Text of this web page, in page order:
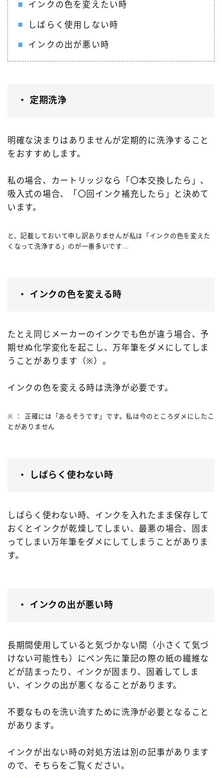
インクの色を変えたい時
しばらく使用しない時
インクの出が悪い時
・ 定期洗浄
明確な決まりはありませんが定期的に洗浄すること
をおすすめします。
私の場合、カートリッジなら「〇本交換したら」、
吸入式の場合、「〇回インク補充したら」と決めて
います。
と、記載しておいて申し訳ありませんが私は「インクの色を変えた
くなって洗浄する」のが一番多いです…
・ インクの色を変える時
たとえ同じメーカーのインクでも色が違う場合、予
期せぬ化学変化を起こし、万年筆をダメにしてしま
うことがあります（※）。
インクの色を変える時は洗浄が必要です。
※ ： 正確には「あるそうです」です。私は今のところダメにしたこ
とがありません
・ しばらく使わない時
しばらく使わない時、インクを入れたまま保存して
おくとインクが乾燥してしまい、最悪の場合、固ま
ってしまい万年筆をダメにしてしまうことがありま
す。
・ インクの出が悪い時
長期間使用していると気づかない間（小さくて気づ
けない可能性も）にペン先に筆記の際の紙の繊維な
どが詰まったり、インクが固まり、固着してしま
い、インクの出が悪くなることがあります。
不要なものを洗い流すために洗浄が必要となること
があります。
インクが出ない時の対処方法は別の記事があります
ので、そちらをご覧ください。